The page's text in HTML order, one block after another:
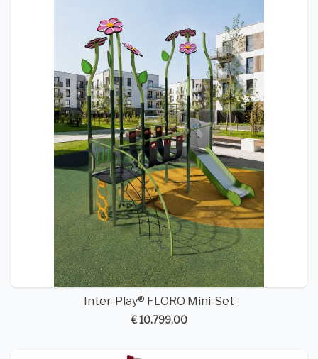
Inter-Play® FLORO Mini-Set
€ 10.799,00